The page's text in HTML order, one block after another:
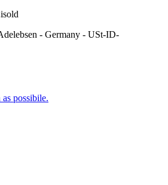
- Germany - USt-ID-
possibile.